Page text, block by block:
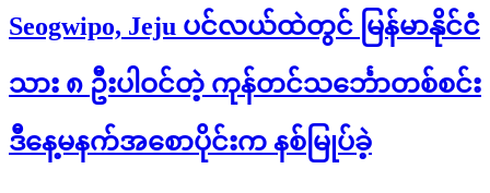
Seogwipo, Jeju ပင်လယ်ထဲတွင် မြန်မာနိုင်ငံ
သား ၈ ဦးပါဝင်တဲ့ ကုန်တင်သင်္ဘောတစ်စင်း
ဒီနေ့မနက်အစောပိုင်းက နစ်မြုပ်ခဲ့